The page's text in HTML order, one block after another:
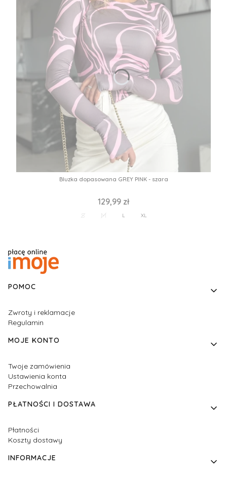
Bluzka dopasowana GREY PINK - szara
129,99 zł
M L XL
Linki w stopce
POMOC
Zwroty i reklamacje
Regulamin
MOJE KONTO
Twoje zamówienia
Ustawienia konta
Przechowalnia
PŁATNOŚCI I DOSTAWA
Płatności
Koszty dostawy
INFORMACJE